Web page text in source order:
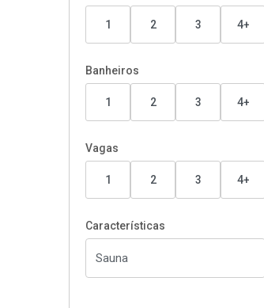
1 2 3 4+
Banheiros
1 2 3 4+
Vagas
1 2 3 4+
Características